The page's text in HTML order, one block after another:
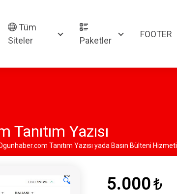
Tüm
Siteler
Paketler
FOOTER
Yazısı
Tanıtım Yazısı yada Basın Bülteni Hizmeti
🔍 5.000₺